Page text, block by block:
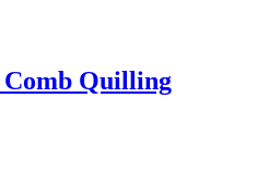
Quilling